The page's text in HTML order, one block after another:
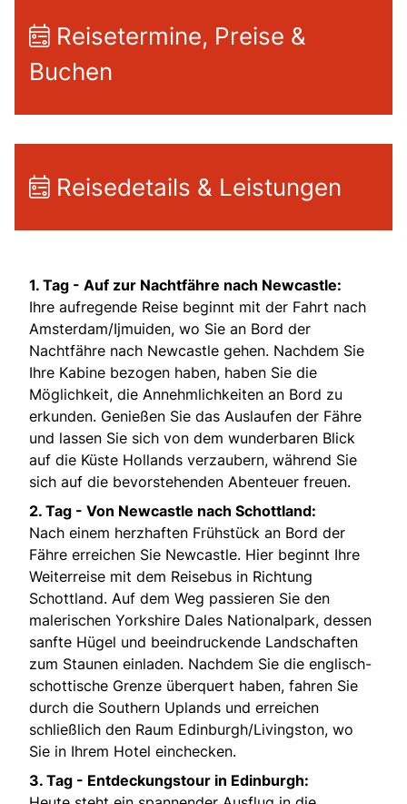
Reisetermine, Preise &
Buchen
Reisedetails & Leistungen
1. Tag - Auf zur Nachtfähre nach Newcastle:
Ihre aufregende Reise beginnt mit der Fahrt nach
Amsterdam/Ijmuiden, wo Sie an Bord der
Nachtfähre nach Newcastle gehen. Nachdem Sie
Ihre Kabine bezogen haben, haben Sie die
Möglichkeit, die Annehmlichkeiten an Bord zu
erkunden. Genießen Sie das Auslaufen der Fähre
und lassen Sie sich von dem wunderbaren Blick
auf die Küste Hollands verzaubern, während Sie
sich auf die bevorstehenden Abenteuer freuen.
2. Tag - Von Newcastle nach Schottland:
Nach einem herzhaften Frühstück an Bord der
Fähre erreichen Sie Newcastle. Hier beginnt Ihre
Weiterreise mit dem Reisebus in Richtung
Schottland. Auf dem Weg passieren Sie den
malerischen Yorkshire Dales Nationalpark, dessen
sanfte Hügel und beeindruckende Landschaften
zum Staunen einladen. Nachdem Sie die englisch-
schottische Grenze überquert haben, fahren Sie
durch die Southern Uplands und erreichen
schließlich den Raum Edinburgh/Livingston, wo
Sie in Ihrem Hotel einchecken.
3. Tag - Entdeckungstour in Edinburgh: